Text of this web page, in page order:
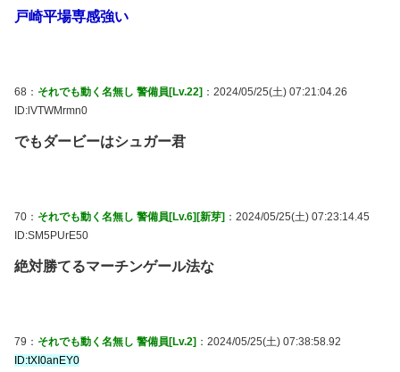
戸崎平場専感強い
68： それでも動く名無し 警備員[Lv.22] ：2024/05/25(土) 07:21:04.26
ID:lVTWMrmn0
でもダービーはシュガー君
70： それでも動く名無し 警備員[Lv.6][新芽] ：2024/05/25(土) 07:23:14.45
ID:SM5PUrE50
絶対勝てるマーチンゲール法な
79： それでも動く名無し 警備員[Lv.2] ：2024/05/25(土) 07:38:58.92
ID:tXI0anEY0